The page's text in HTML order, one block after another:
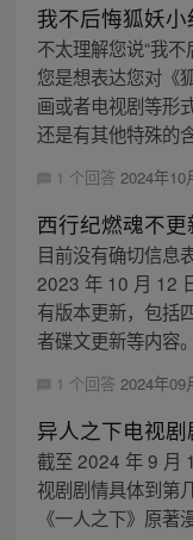
我不后悔狐妖小
不太理解您说“我不
您是想表达您对《
画或者电视剧等形
还是有其他特殊的
1 个回答 2024年10
西行纪燃魂不更
目前没有确切信息
2023 年 10 月 12
有版本更新，包括
者碟文更新等内容。
1 个回答 2024年09
异人之下电视
截至 2024 年 9 月
视剧剧情具体到第
《一人之下》原著